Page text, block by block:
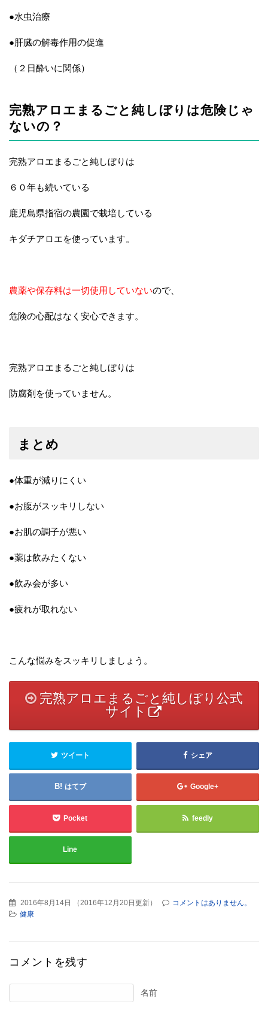
●水虫治療
●肝臓の解毒作用の促進
（２日酔いに関係）
完熟アロエまるごと純しぼりは危険じゃ
ないの？
完熟アロエまるごと純しぼりは
６０年も続いている
鹿児島県指宿の農園で栽培している
キダチアロエを使っています。
農薬や保存料は一切使用していないので、
危険の心配はなく安心できます。
完熟アロエまるごと純しぼりは
防腐剤を使っていません。
まとめ
●体重が減りにくい
●お腹がスッキリしない
●お肌の調子が悪い
●薬は飲みたくない
●飲み会が多い
●疲れが取れない
こんな悩みをスッキリしましょう。
完熟アロエまるごと純しぼり公式
サイト
ツイート シェア
はてブ Google+
Pocket feedly
Line
2016年8月14日 （ 2016年12月20日更新）
コメントはありません。
健康
コメントを残す
名前